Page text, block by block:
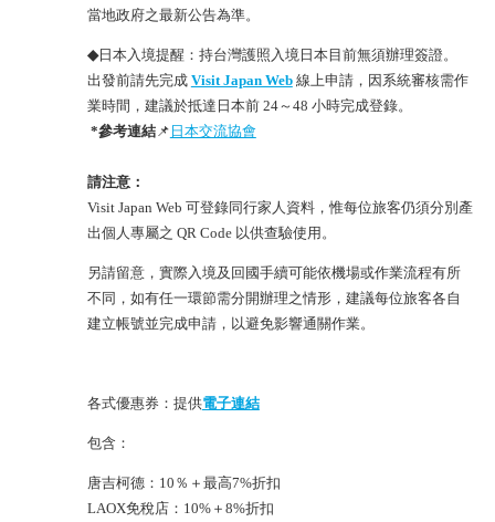
當地政府之最新公告為準。
◆日本入境提醒：持台灣護照入境日本目前無須辦理簽證。
出發前請先完成 Visit Japan Web線上申請，因系統審核需作
業時間，建議於抵達日本前 24～48 小時完成登錄。
*參考連結📌 日本交流協會
請注意：
Visit Japan Web 可登錄同行家人資料，惟每位旅客仍須分別產
出個人專屬之 QR Code 以供查驗使用。
另請留意，實際入境及回國手續可能依機場或作業流程有所
不同，如有任一環節需分開辦理之情形，建議每位旅客各自
建立帳號並完成申請，以避免影響通關作業。
各式優惠券：提供電子連結
包含：
唐吉柯德：10％＋最高7%折扣
LAOX免稅店：10%＋8%折扣